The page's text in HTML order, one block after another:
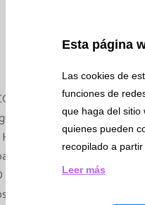
Investigación
Ensayos
y Estudios
: Hemograma,
de rutina,
A2 F y S,
Inmunohematología.
equipos de Hemogramas
Esta página
Las cookies de
funciones de
que haga del sitio
quienes pueden
recopilado a
Leer más